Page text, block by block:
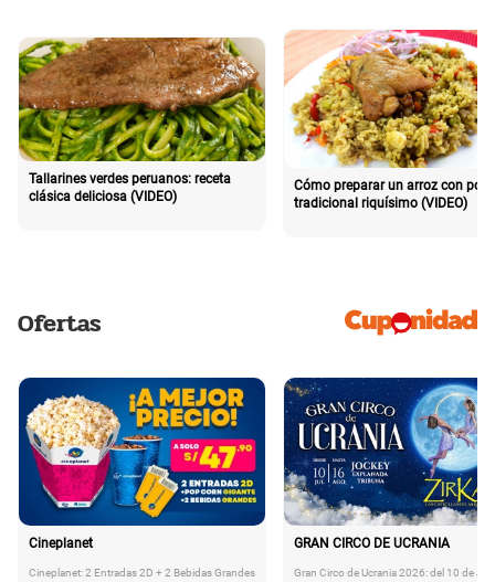
Tallarines verdes peruanos: receta
clásica deliciosa (VIDEO)
Cómo preparar un arroz con pollo
tradicional riquísimo (VIDEO)
Ofertas
Cineplanet
Cineplanet: 2 Entradas 2D + 2 Bebidas Grandes
GRAN CIRCO DE UCRANIA
Gran Circo de Ucrania 2026: del 10 de